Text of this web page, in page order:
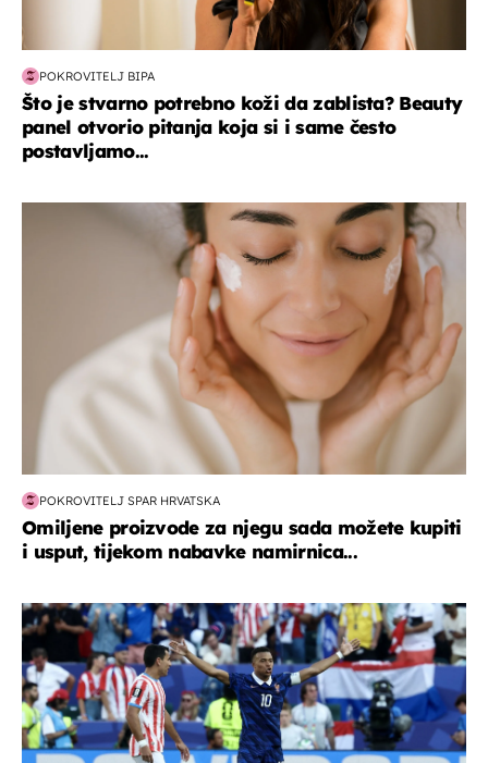
POKROVITELJ BIPA
Što je stvarno potrebno koži da zablista? Beauty
panel otvorio pitanja koja si i same često
postavljamo...
moda & ljepota
POKROVITELJ SPAR HRVATSKA
Omiljene proizvode za njegu sada možete kupiti
i usput, tijekom nabavke namirnica...
svjetsko prvenstvo 2026